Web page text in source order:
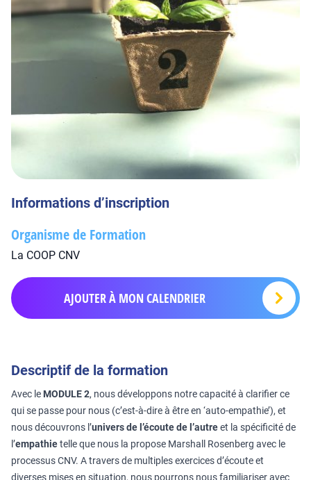
Informations d’inscription
Organisme de Formation
La COOP CNV
AJOUTER À MON CALENDRIER
Descriptif de la formation
Avec le MODULE 2, nous développons notre capacité à clarifier ce
qui se passe pour nous (c’est-à-dire à être en ‘auto-empathie’), et
nous découvrons l’univers de l’écoute de l’autreet la spécificité de
l’empathietelle que nous la propose Marshall Rosenberg avec le
processus CNV. A travers de multiples exercices d’écoute et
diverses mises en situation, nous pourrons nous familiariser avec